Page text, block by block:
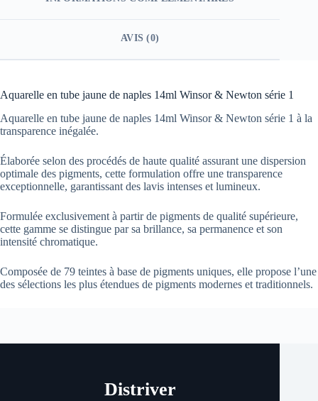
AVIS (0)
Aquarelle en tube jaune de naples 14ml Winsor & Newton série 1
Aquarelle en tube jaune de naples 14ml Winsor & Newton série 1 à la
transparence inégalée.
Élaborée selon des procédés de haute qualité assurant une dispersion
optimale des pigments, cette formulation offre une transparence
exceptionnelle, garantissant des lavis intenses et lumineux.
Formulée exclusivement à partir de pigments de qualité supérieure,
cette gamme se distingue par sa brillance, sa permanence et son
intensité chromatique.
Composée de 79 teintes à base de pigments uniques, elle propose l’une
des sélections les plus étendues de pigments modernes et traditionnels.
Distriver